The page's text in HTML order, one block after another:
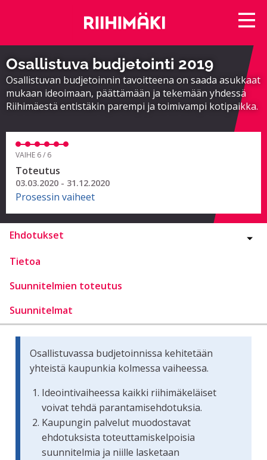
Osallistuva budjetointi 2019
Osallistuvan budjetoinnin tavoitteena on saada asukkaat
mukaan ideoimaan, päättämään ja tekemään yhdessä
Riihimäestä entistäkin parempi ja toimivampi kotipaikka.
VAIHE 6 / 6
Toteutus
03.03.2020 - 31.12.2020
Prosessin vaiheet
Ehdotukset
Tietoa
Suunnitelmien toteutus
Suunnitelmat
Osallistuvassa budjetoinnissa kehitetään
yhteistä kaupunkia kolmessa vaiheessa.
Ideointivaiheessa kaikki riihimäkeläiset
voivat tehdä parantamisehdotuksia.
Kaupungin palvelut muodostavat
ehdotuksista toteuttamiskelpoisia
suunnitelmia ja niille lasketaan